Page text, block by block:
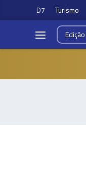
D7 Turismo
Edição